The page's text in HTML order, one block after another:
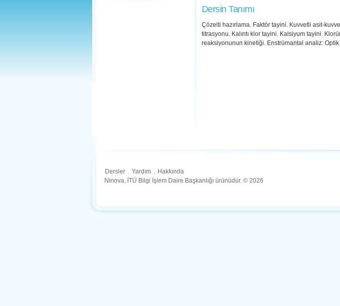
Dersin Tanımı
Çözelti hazırlama. Faktör tayini. Kuvvetli asit-
titrasyonu. Kalıntı klor tayini. Kalsiyum tayini.
reaksiyonunun kinetiği. Enstrümantal analiz:
Dersler . Yardım . Hakkında
Ninova, İTÜ Bilgi İşlem Daire Başkanlığı ürünüdür. © 2026